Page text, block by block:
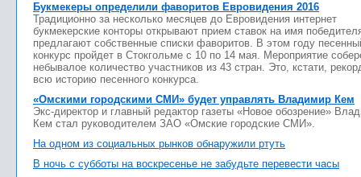
Букмекеры определили фаворитов Евровидения 2016
Традиционно за несколько месяцев до Евровидения интернет
букмекерские конторы открывают прием ставок на имя
предлагают собственные списки фаворитов. В этом году
конкурс пройдет в Стокгольме с 10 по 14 мая. Мероприятие
небывалое количество участников из 43 стран. Это, кстати,
всю историю песенного конкурса.
«Омскими городскими СМИ» будет управлять Владимир Кем
Экс-директор и главный редактор газеты «Новое обозрение»
Кем стал руководителем ЗАО «Омские городские СМИ».
На одном из социальных рынков обнаружили ртуть
В ночь с субботы на воскресенье не забудьте перевести часы